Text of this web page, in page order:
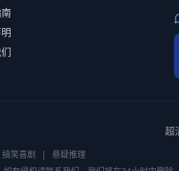
超
搞笑喜剧 |
悬疑推理